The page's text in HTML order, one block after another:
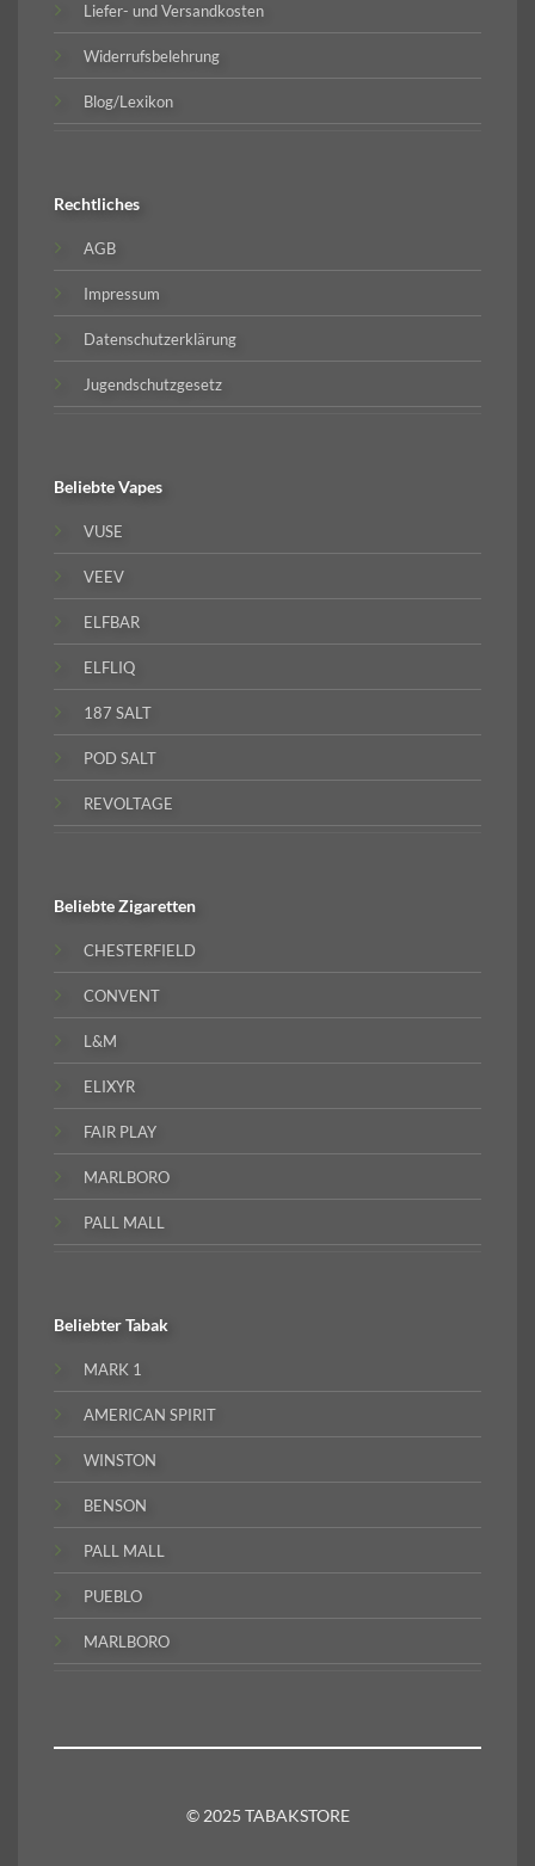
Liefer- und Versandkosten
Widerrufsbelehrung
Blog/Lexikon
Rechtliches
AGB
Impressum
Datenschutzerklärung
Jugendschutzgesetz
BeliebteVapes
VUSE
VEEV
ELFBAR
ELFLIQ
187 SALT
POD SALT
REVOLTAGE
BeliebteZigaretten
CHESTERFIELD
CONVENT
L&M
ELIXYR
FAIR PLAY
MARLBORO
PALL MALL
BeliebterTabak
MARK 1
AMERICAN SPIRIT
WINSTON
BENSON
PALL MALL
PUEBLO
MARLBORO
© 2025 TABAKSTORE